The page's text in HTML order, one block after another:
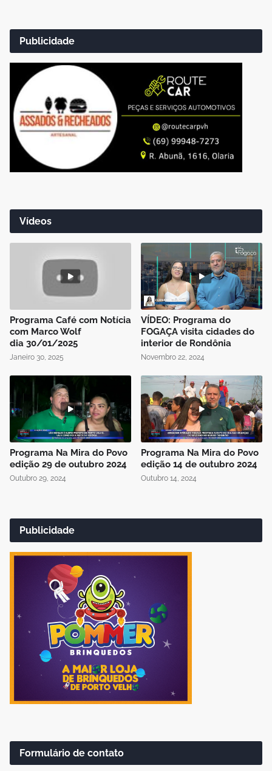
Publicidade
Vídeos
Programa Café com Notícia
com Marco Wolf
dia 30/01/2025
Janeiro 30, 2025
VÍDEO: Programa do
FOGAÇA visita cidades do
interior de Rondônia
Novembro 22, 2024
Programa Na Mira do Povo
edição 29 de outubro 2024
Outubro 29, 2024
Programa Na Mira do Povo
edição 14 de outubro 2024
Outubro 14, 2024
Publicidade
Formulário de contato